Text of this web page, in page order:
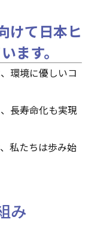
けて日本ヒ
ます。
環境に優しいコ
長寿命化も実現
私たちは歩み始
み